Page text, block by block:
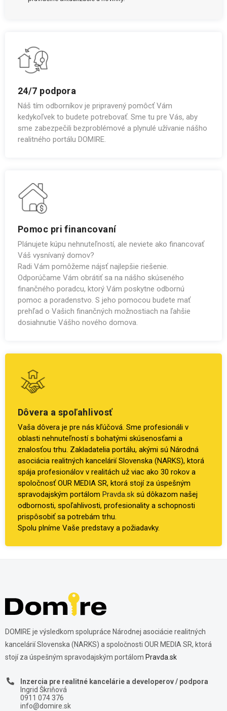
24/7 podpora
Náš tím odborníkov je pripravený pomôcť Vám
kedykoľvek to budete potrebovať. Sme tu pre Vás, aby
sme zabezpečili bezproblémové a plynulé užívanie nášho
realitného portálu DOMIRE.
Pomoc pri financovaní
Plánujete kúpu nehnuteľností, ale neviete ako financovať
Váš vysnívaný domov?
Radi Vám pomôžeme nájsť najlepšie riešenie.
Odporúčame Vám obrátiť sa na nášho skúseného
finančného poradcu, ktorý Vám poskytne odbornú
pomoc a poradenstvo. S jeho pomocou budete mať
prehľad o Vašich finančných možnostiach na ľahšie
dosiahnutie Vášho nového domova.
Dôvera a spoľahlivosť
Vaša dôvera je pre nás kľúčová. Sme profesionáli v
oblasti nehnuteľností s bohatými skúsenosťami a
znalosťou trhu. Zakladatelia portálu, akými sú Národná
asociácia realitných kancelárií Slovenska (NARKS), ktorá
spája profesionálov v realitách už viac ako 30 rokov a
spoločnosť OUR MEDIA SR, ktorá stojí za úspešným
spravodajským portálom Pravda.sk sú dôkazom našej
odbornosti, spoľahlivosti, profesionality a schopnosti
prispôsobiť sa potrebám trhu.
Spolu plníme Vaše predstavy a požiadavky.
DOMIRE je výsledkom spolupráce Národnej asociácie realitných
kancelárií Slovenska (NARKS) a spoločnosti OUR MEDIA SR, ktorá
stojí za úspešným spravodajským portálom Pravda.sk
Inzercia pre realitné kancelárie a developerov / podpora
Ingrid Škriňová
0911 074 376
info@domire.sk